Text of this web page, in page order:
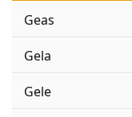
Geas
Gela
Gele